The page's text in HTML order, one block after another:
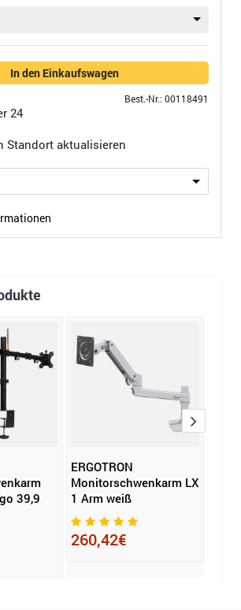
In den Einkaufswagen
Best.-Nr.: 00118491
24
Standort aktualisieren
39,9
ERGOTRON
Monitorschwenkarm LX
1 Arm weiß
260,42€